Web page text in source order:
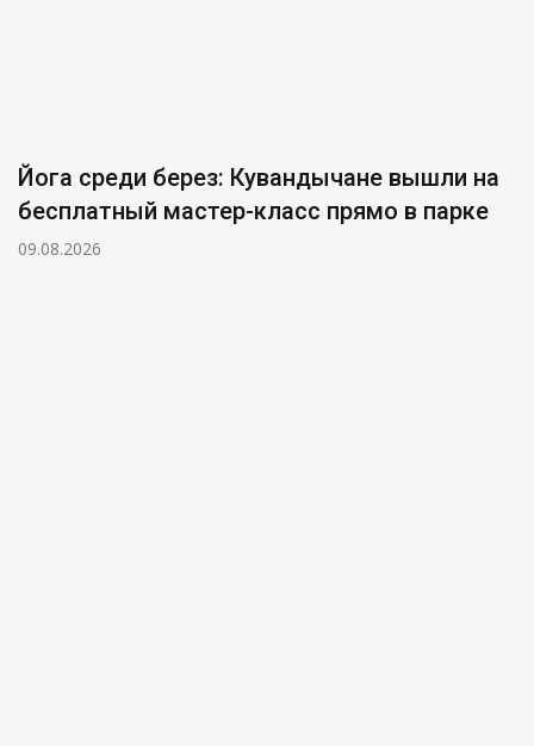
Йога среди берез: Кувандычане вышли на
бесплатный мастер-класс прямо в парке
09.08.2026